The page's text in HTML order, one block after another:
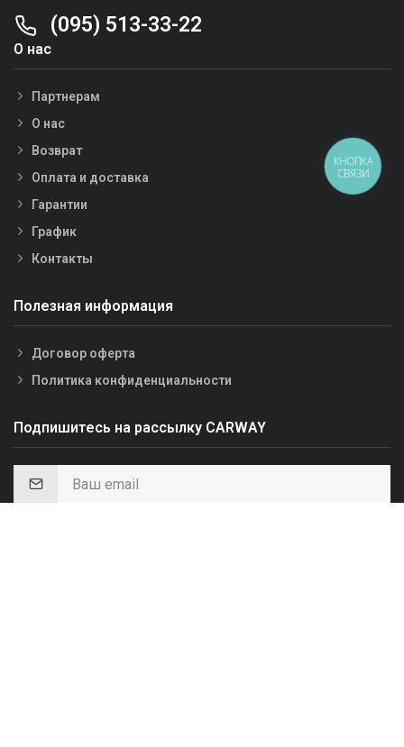
(095) 513-33-22
О нас
Партнерам
О нас
Возврат
Оплата и доставка
Гарантии
График
Контакты
Полезная информация
Договор оферта
Политика конфиденциальности
Подпишитесь на рассылку CARWAY
КНОПКА
СВЯЗИ